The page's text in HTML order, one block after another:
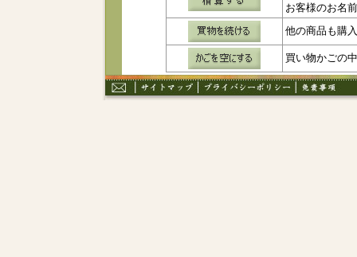
お客様のお名
他の商品も購
買い物かごの